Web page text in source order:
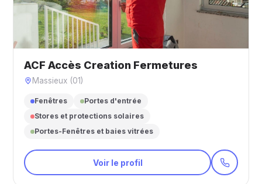
ACF Accès Creation Fermetures
Massieux (01)
Fenêtres
Portes d'entrée
Stores et protections solaires
Portes-Fenêtres et baies vitrées
Voir le profil